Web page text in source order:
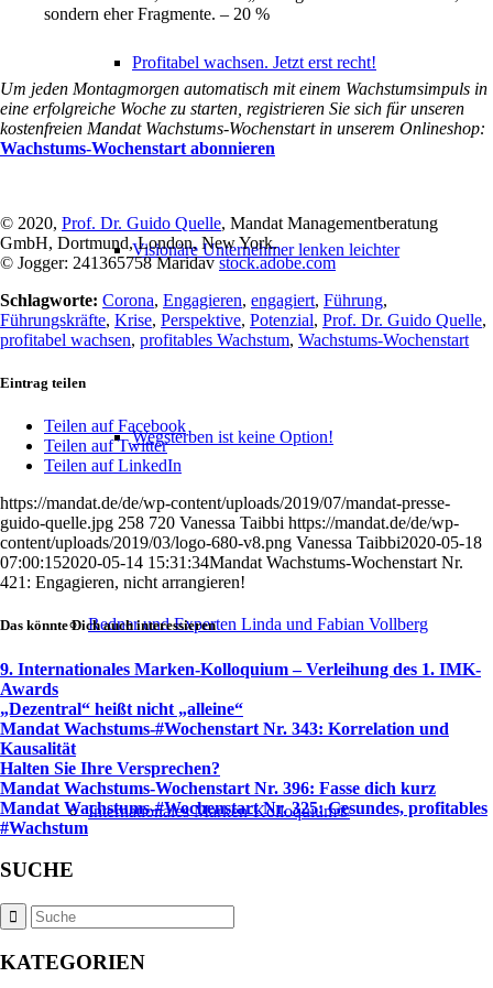
Profitabel wachsen. Jetzt erst recht!
Visionäre Unternehmer lenken leichter
Wegsterben ist keine Option!
Redner und Experten Linda und Fabian Vollberg
Internationales Marken-Kolloquium®
sondern eher Fragmente. – 20 %
Um jeden Montagmorgen automatisch mit einem Wachstumsimpuls in
eine erfolgreiche Woche zu starten, registrieren Sie sich für unseren
kostenfreien Mandat Wachstums-Wochenstart in unserem Onlineshop:
Wachstums-Wochenstart abonnieren
© 2020, Prof. Dr. Guido Quelle, Mandat Managementberatung
GmbH, Dortmund, London, New York.
© Jogger: 241365758 Maridavstock.adobe.com
Schlagworte: Corona, Engagieren, engagiert, Führung,
Führungskräfte, Krise, Perspektive, Potenzial, Prof. Dr. Guido Quelle,
profitabel wachsen, profitables Wachstum, Wachstums-Wochenstart
Eintrag teilen
Teilen auf Facebook
Teilen auf Twitter
Teilen auf LinkedIn
https://mandat.de/de/wp-content/uploads/2019/07/mandat-presse-
guido-quelle.jpg 258 720 Vanessa Taibbi https://mandat.de/de/wp-
content/uploads/2019/03/logo-680-v8.png Vanessa Taibbi2020-05-18
07:00:152020-05-14 15:31:34Mandat Wachstums-Wochenstart Nr.
421: Engagieren, nicht arrangieren!
Das könnte Dich auch interessieren
9. Internationales Marken-Kolloquium – Verleihung des 1. IMK-
Awards
„Dezentral“ heißt nicht „alleine“
Mandat Wachstums-#Wochenstart Nr. 343: Korrelation und
Kausalität
Halten Sie Ihre Versprechen?
Mandat Wachstums-Wochenstart Nr. 396: Fasse dich kurz
Mandat Wachstums-#Wochenstart Nr. 325: Gesundes, profitables
#Wachstum
SUCHE
KATEGORIEN